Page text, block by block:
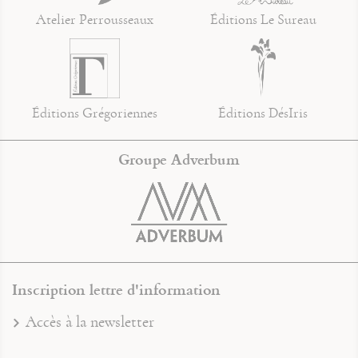
Atelier Perrousseaux Éditions Le Sureau
Éditions Grégoriennes Éditions DésIris
Groupe Adverbum
Inscription lettre d'information
Accès à la newsletter